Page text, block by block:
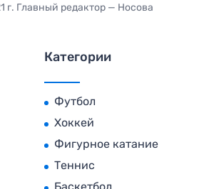
г. Главный редактор — Носова
Категории
Футбол
Хоккей
Фигурное катание
Теннис